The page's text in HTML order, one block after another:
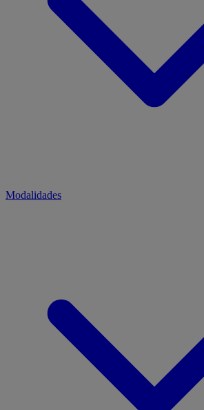
Modalidades